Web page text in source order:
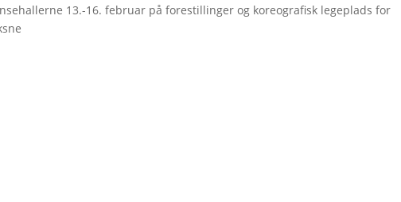
13.-16. februar på forestillinger og koreografisk legeplads for